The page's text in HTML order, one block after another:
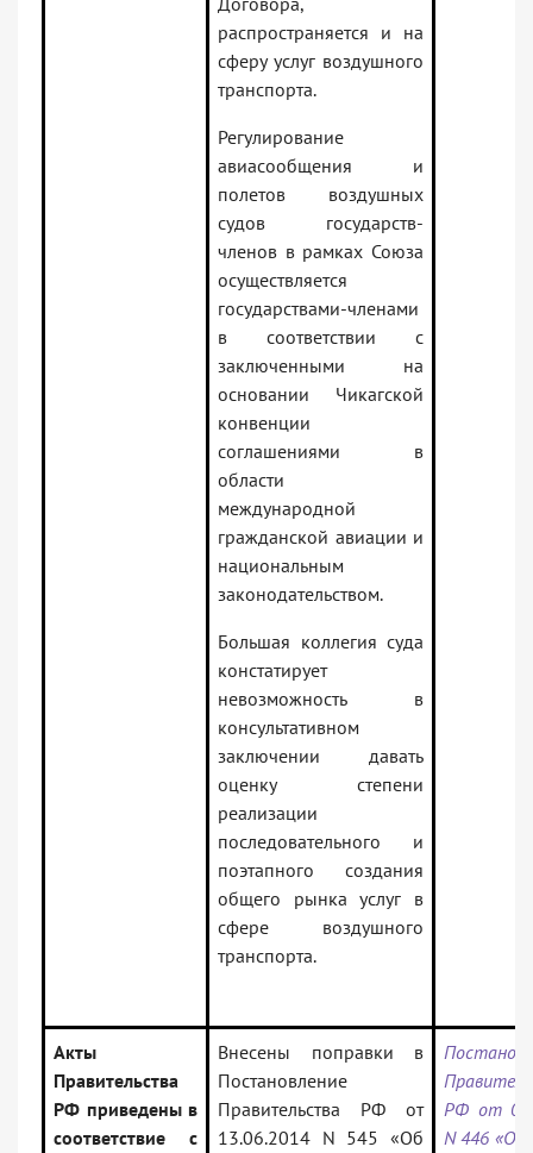
распространяется и на
сферу услуг воздушного
транспорта.
Регулирование
авиасообщения и
полетов воздушных
судов государств-
членов в рамках Союза
осуществляется
государствами-членами
в соответствии с
заключенными на
основании Чикагской
конвенции
соглашениями в
области
международной
гражданской авиации и
национальным
законодательством.
Большая коллегия суда
констатирует
невозможность в
консультативном
заключении давать
оценку степени
реализации
последовательного и
поэтапного создания
общего рынка услуг в
сфере воздушного
транспорта.
Акты
Правительства
РФ приведены в
соответствие с
Внесены поправки в
Постановление
Правительства РФ от
13.06.2014 N 545 «Об
РФ от
N 446 «О